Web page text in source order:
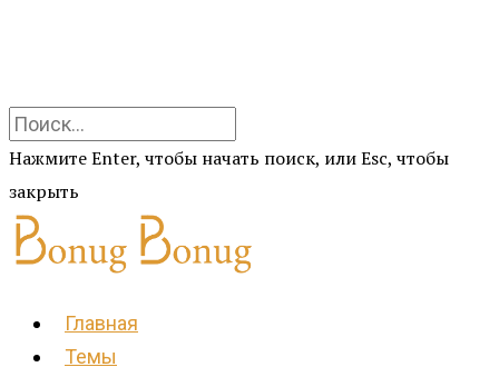
Нажмите Enter, чтобы начать поиск, или Esc, чтобы
закрыть
Главная
Темы